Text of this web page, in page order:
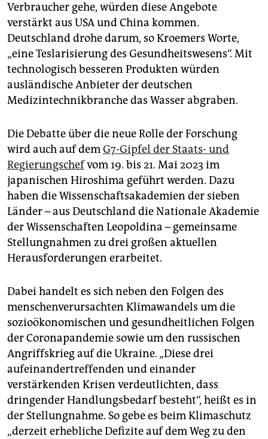
Verbraucher gehe, würden diese Angebote
verstärkt aus USA und China kommen.
Deutschland drohe darum, so Kroemers Worte,
„eine Teslarisierung des Gesundheitswesens“. Mit
technologisch besseren Produkten würden
ausländische Anbieter der deutschen
Medizintechnikbranche das Wasser abgraben.
Die Debatte über die neue Rolle der Forschung
wird auch auf demG7-Gipfel der Staats- und
Regierungschefvom 19. bis 21. Mai 2023 im
japanischen Hiroshima geführt werden. Dazu
haben die Wissenschaftsakademien der sieben
Länder – aus Deutschland die Nationale Akademie
der Wissenschaften Leopoldina – gemeinsame
Stellungnahmen zu drei großen aktuellen
Herausforderungen erarbeitet.
Dabei handelt es sich neben den Folgen des
menschenverursachten Klimawandels um die
sozioökonomischen und gesundheitlichen Folgen
der Coronapandemie sowie um den russischen
Angriffskrieg auf die Ukraine. „Diese drei
aufeinandertreffenden und einander
verstärkenden Krisen verdeutlichten, dass
dringender Handlungsbedarf besteht“, heißt es in
der Stellungnahme. So gebe es beim Klimaschutz
„derzeit erhebliche Defizite auf dem Weg zu den